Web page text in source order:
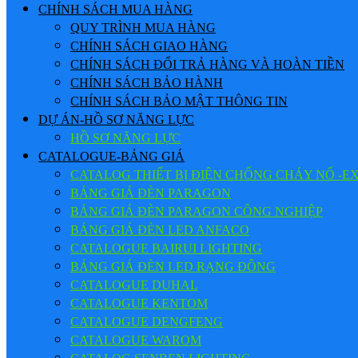
CHÍNH SÁCH MUA HÀNG
QUY TRÌNH MUA HÀNG
CHÍNH SÁCH GIAO HÀNG
CHÍNH SÁCH ĐỔI TRẢ HÀNG VÀ HOÀN TIỀN
CHÍNH SÁCH BẢO HÀNH
CHÍNH SÁCH BẢO MẬT THÔNG TIN
DỰ ÁN-HỒ SƠ NĂNG LỰC
HỒ SƠ NĂNG LỰC
CATALOGUE-BẢNG GIÁ
CATALOG THIẾT BỊ ĐIỆN CHỐNG CHÁY NỔ -
BẢNG GIÁ ĐÈN PARAGON
BẢNG GIÁ ĐÈN PARAGON CÔNG NGHIỆP
BẢNG GIÁ ĐÈN LED ANFACO
CATALOGUE BAIRUI LIGHTING
BẢNG GIÁ ĐÈN LED RẠNG ĐÔNG
CATALOGUE DUHAL
CATALOGUE KENTOM
CATALOGUE DENGFENG
CATALOGUE WAROM